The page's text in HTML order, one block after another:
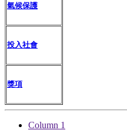
氣候保護
投入社會
獎項
Column 1